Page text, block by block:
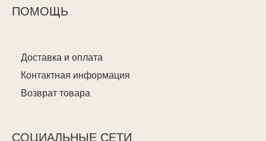
ПОМОЩЬ
Доставка и оплата
Контактная информация
Возврат товара
СОЦИАЛЬНЫЕ СЕТИ